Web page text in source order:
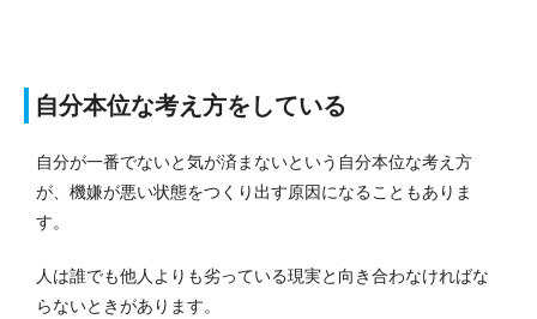
自分本位な考え方をしている
自分が一番でないと気が済まないという自分本位な考え方
が、機嫌が悪い状態をつくり出す原因になることもありま
す。
人は誰でも他人よりも劣っている現実と向き合わなければな
らないときがあります。